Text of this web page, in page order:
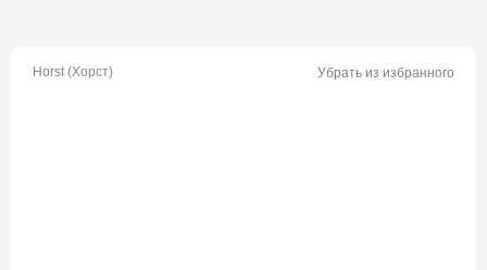
Horst (Хорст) Убрать из избранного